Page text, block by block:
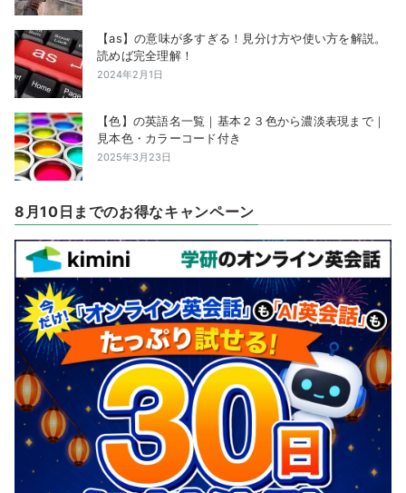
【as】の意味が多すぎる！見分け方や使い方を解説。
読めば完全理解！
2024年2月1日
【色】の英語名一覧｜基本２３色から濃淡表現まで｜
見本色・カラーコード付き
2025年3月23日
8月10日までのお得なキャンペーン